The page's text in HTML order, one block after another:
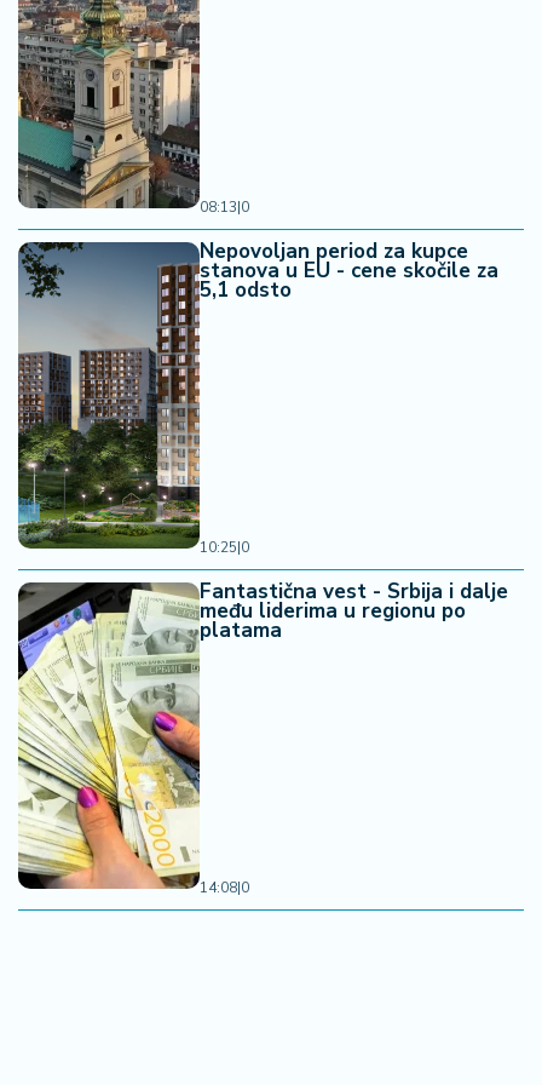
08:13|0
Nepovoljan period za kupce
stanova u EU - cene skočile za
5,1 odsto
10:25|0
Fantastična vest - Srbija i dalje
među liderima u regionu po
platama
14:08|0